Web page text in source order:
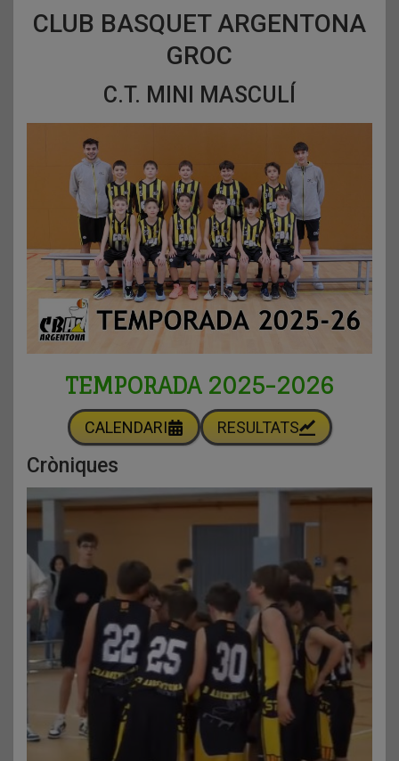
CLUB BASQUET ARGENTONA
GROC
C.T. MINI MASCULÍ
TEMPORADA 2025-2026
CALENDARI RESULTATS
Cròniques